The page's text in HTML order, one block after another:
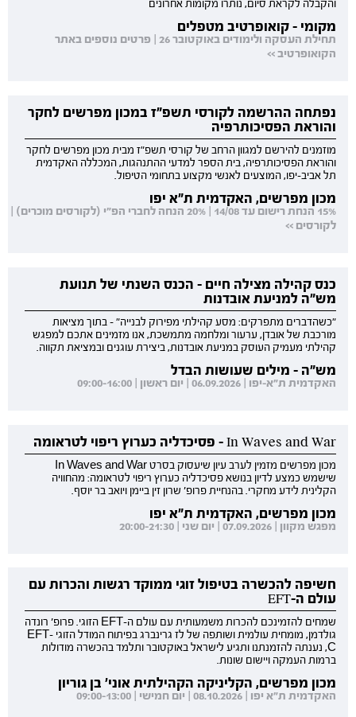
והקבלה לקראת סיום, נותרו מקומות אחרונים
מקומי - קואופרטיב מטפלים
תחילת העסקה ולימודים באוקטובר 26 | פרטים נוספים באתר
הקואופרטיב >>
נפתחה ההרשמה לקורסי תשפ"ז במכון מפרשים לחקר
והוראת הפסיכותרפיה
מוזמנים להירשם למגוון הרחב של קורסי תשפ"ז מבית מכון מפרשים לחקר
והוראת הפסיכותרפיה, בית הספר למדעי ההתנהגות, המכללה האקדמית
תל אביב-יפו, המוצעים לאנשי מקצוע בתחומי הטיפול.
מכון מפרשים, האקדמית ת"א יפו
15% הנחת רישום עד 14/08 | 20% הנחה לחברי הפ"י (לקורסים מוכרים) |
לקורסים >>
כנס קהילה מצילה חיים - הכנס השנתי של תנועת
מש"ה למניעת אובדנות
"כשהדברים מתפרקים: מסע קהילתי מפירוק לבנייה" - בתוך מציאות
מורכבת של אובדן, ערעור ומלחמה מתמשכת, אנו מזמינים אתכם למפגש
קהילתי מעמיק העוסק במניעת אובדנות, ביצירת עוגנים ובמציאת תקווה.
מש"ה - מילים שעושות הבדל
האקדמית ת"א-יפו | 06.09.2026 | יום ראשון | 09:00-16:00
In Waves and War - פסיכדליה כערוץ ריפוי לטראומה
מכון מפרשים מזמין לערב עיון שיעסוק בסרט In Waves and War
שישמש כמצע לדיון בנושא פסיכדליה כערוץ ריפוי לטראומה: מהחוויה
הקלינית לידע מחקרי. בהנחיית פרופ' שרון זין ביימן ויואב בר יוסף.
מכון מפרשים, האקדמית ת"א יפו
מפגש מקוון | 07.09.2026 | יום שני | 20:00-21:30
חשיפה להכשרה בטיפול זוגי ממוקד רגשות והכרות עם
עולם ה-EFT
שמחים להזמינכם להכרות משמעותית עם עולם ה-EFT הזוגי. פרופ' רונדה
גולדמן, מומחית עולמית ושותפה של לז גרינברג בפיתוח המודל הזוגי EFT-
C, נענתה להזמנתנו ותגיע לישראל באוקטובר ותלמד בהכשרה מודולות
ברמות העמקה ויישום שונות.
מכון מפרשים, הקליניקה הקהילתית אוני' בן גוריון
האקדמית ת"א יפו | 08.10.2026 | יום חמישי | 09:00-13:00